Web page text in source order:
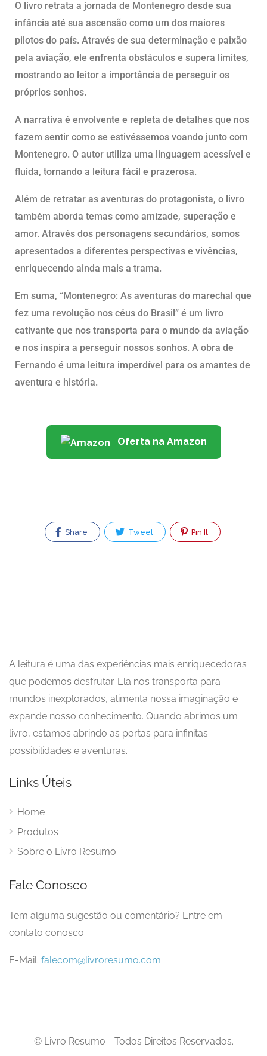
O livro retrata a jornada de Montenegro desde sua
infância até sua ascensão como um dos maiores
pilotos do país. Através de sua determinação e paixão
pela aviação, ele enfrenta obstáculos e supera limites,
mostrando ao leitor a importância de perseguir os
próprios sonhos.
A narrativa é envolvente e repleta de detalhes que nos
fazem sentir como se estivéssemos voando junto com
Montenegro. O autor utiliza uma linguagem acessível e
fluida, tornando a leitura fácil e prazerosa.
Além de retratar as aventuras do protagonista, o livro
também aborda temas como amizade, superação e
amor. Através dos personagens secundários, somos
apresentados a diferentes perspectivas e vivências,
enriquecendo ainda mais a trama.
Em suma, “Montenegro: As aventuras do marechal que
fez uma revolução nos céus do Brasil” é um livro
cativante que nos transporta para o mundo da aviação
e nos inspira a perseguir nossos sonhos. A obra de
Fernando é uma leitura imperdível para os amantes de
aventura e história.
Oferta na Amazon
Share Tweet Pin It
A leitura é uma das experiências mais enriquecedoras
que podemos desfrutar. Ela nos transporta para
mundos inexplorados, alimenta nossa imaginação e
expande nosso conhecimento. Quando abrimos um
livro, estamos abrindo as portas para infinitas
possibilidades e aventuras.
Links Úteis
Home
Produtos
Sobre o Livro Resumo
Fale Conosco
Tem alguma sugestão ou comentário? Entre em
contato conosco.
E-Mail: falecom@livroresumo.com
© Livro Resumo - Todos Direitos Reservados.